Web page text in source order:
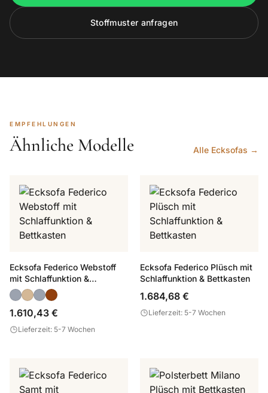
Stoffmuster anfragen
EMPFEHLUNGEN
Ähnliche Modelle Alle Ecksofas →
Ecksofa Federico Webstoff
mit Schlaffunktion &
Bettkasten
1.610,43 €
Lieferzeit: 5-7 Wochen
Ecksofa Federico Plüsch mit
Schlaffunktion & Bettkasten
1.684,68 €
Lieferzeit: 5-7 Wochen